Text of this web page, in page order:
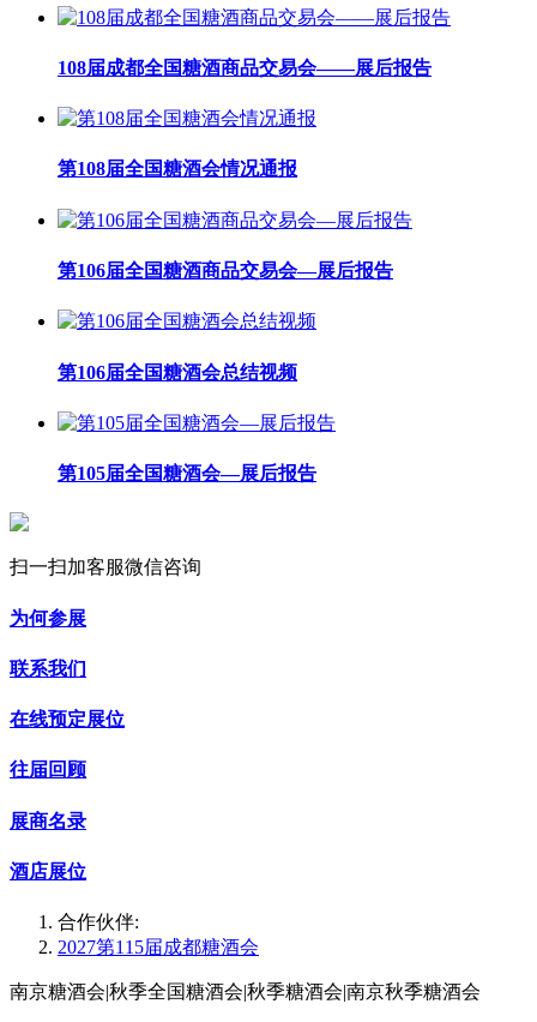
108届成都全国糖酒商品交易会——展后报告
第108届全国糖酒会情况通报
第106届全国糖酒商品交易会—展后报告
第106届全国糖酒会总结视频
第105届全国糖酒会—展后报告
扫一扫加客服微信咨询
为何参展
联系我们
在线预定展位
往届回顾
展商名录
酒店展位
合作伙伴:
2027第115届成都糖酒会
南京糖酒会|秋季全国糖酒会|秋季糖酒会|南京秋季糖酒会